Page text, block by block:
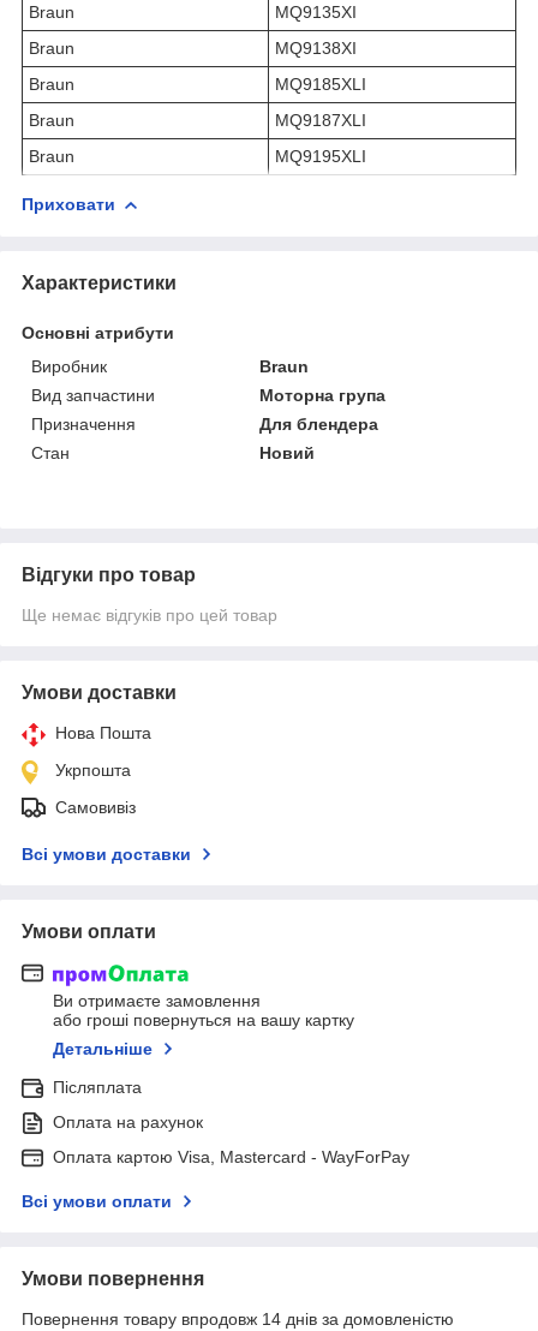
Braun
MQ9135XI
Braun
MQ9138XI
Braun
MQ9185XLI
Braun
MQ9187XLI
Braun
MQ9195XLI
Приховати
Характеристики
Основні атрибути
Виробник
Braun
Вид запчастини
Моторна група
Призначення
Для блендера
Стан
Новий
Відгуки про товар
Ще немає відгуків про цей товар
Умови доставки
Нова Пошта
Укрпошта
Самовивіз
Всі умови доставки
Умови оплати
Ви отримаєте замовлення
або гроші повернуться на вашу картку
Детальніше
Післяплата
Оплата на рахунок
Оплата картою Visa, Mastercard - WayForPay
Всі умови оплати
Умови повернення
Повернення товару впродовж 14 днів за домовленістю